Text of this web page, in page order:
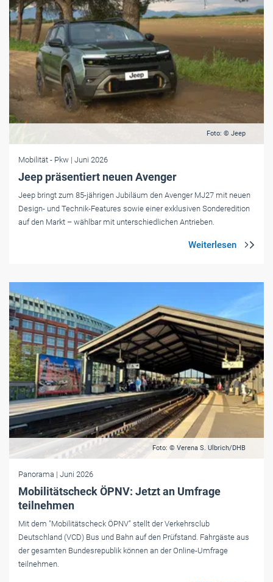
Foto: © Jeep
Mobilität - Pkw | Juni 2026
Jeep präsentiert neuen Avenger
Jeep bringt zum 85-jährigen Jubiläum den Avenger MJ27 mit neuen
Design- und Technik-Features sowie einer exklusiven Sonderedition
auf den Markt – wählbar mit unterschiedlichen Antrieben.
Foto: © Verena S. Ulbrich/DHB
Panorama | Juni 2026
Mobilitätscheck ÖPNV: Jetzt an Umfrage
teilnehmen
Mit dem "Mobilitätscheck ÖPNV" stellt der Verkehrsclub
Deutschland (VCD) Bus und Bahn auf den Prüfstand. Fahrgäste aus
der gesamten Bundesrepublik können an der Online-Umfrage
teilnehmen.